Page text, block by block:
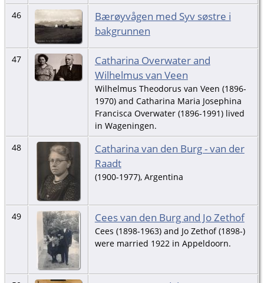
46
Bærøyvågen med Syv søstre i
bakgrunnen
47
Catharina Overwater and
Wilhelmus van Veen
Wilhelmus Theodorus van Veen (1896-
1970) and Catharina Maria Josephina
Francisca Overwater (1896-1991) lived
in Wageningen.
48
Catharina van den Burg - van der
Raadt
(1900-1977), Argentina
49 Cees van den Burg and Jo Zethof
Cees (1898-1963) and Jo Zethof (1898-)
were married 1922 in Appeldoorn.